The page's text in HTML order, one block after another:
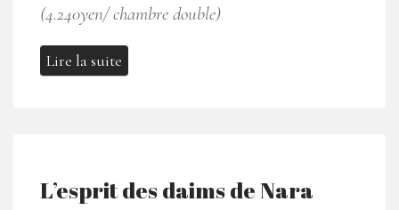
(4.240yen/ chambre double)
Lire la suite
L’esprit des daims de Nara